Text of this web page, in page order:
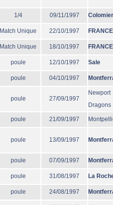
1/4 09/11/1997
Match Unique 22/10/1997 FRANCE
Match Unique 18/10/1997 FRANCE
poule 12/10/1997 Sale
poule 04/10/1997
poule 27/09/1997
Newport
Dragons
poule 21/09/1997
poule 13/09/1997
poule 07/09/1997
poule 31/08/1997 La
poule 24/08/1997